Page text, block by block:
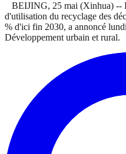
BEIJING, 25 mai (Xinhua) --
d'utilisation du recyclage des
% d'ici fin 2030, a annoncé
Développement urbain et rural.